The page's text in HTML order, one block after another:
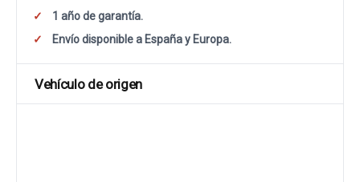
1 año de garantía.
Envío disponible a España y Europa.
Vehículo de origen